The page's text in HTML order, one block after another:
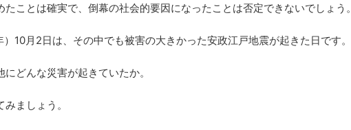
たことは確実で、倒幕の社会的要因になったことは否定できないでしょう。
10月2日は、その中でも被害の大きかった安政江戸地震が起きた日です。
にどんな災害が起きていたか。
ましょう。